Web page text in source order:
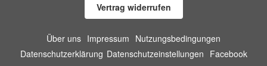
Vertrag widerrufen
Über uns Impressum Nutzungsbedingungen
Datenschutzerklärung Datenschutzeinstellungen Facebook